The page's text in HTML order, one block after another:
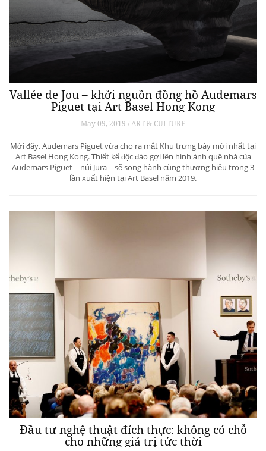
Vallée de Jou – khởi nguồn đồng hồ Audemars
Piguet tại Art Basel Hong Kong
May 09, 2019 / ART & CULTURE
Mới đây, Audemars Piguet vừa cho ra mắt Khu trưng bày mới nhất tại
Art Basel Hong Kong. Thiết kế độc đáo gợi lên hình ảnh quê nhà của
Audemars Piguet – núi Jura – sẽ song hành cùng thương hiệu trong 3
lần xuất hiện tại Art Basel năm 2019.
Đầu tư nghệ thuật đích thực: không có chỗ
cho những giá trị tức thời